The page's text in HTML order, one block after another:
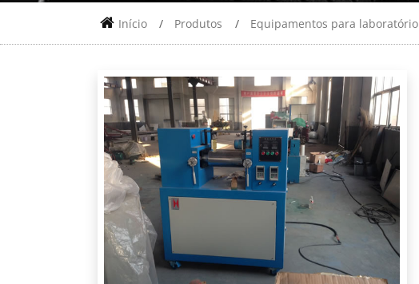
Início Produtos Equipamentos para laboratório